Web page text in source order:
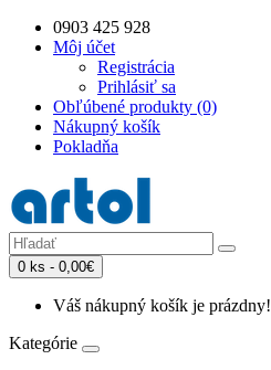
0903 425 928
Môj účet
Registrácia
Prihlásiť sa
Obľúbené produkty (0)
Nákupný košík
Pokladňa
0 ks - 0,00€
Váš nákupný košík je prázdny!
Kategórie